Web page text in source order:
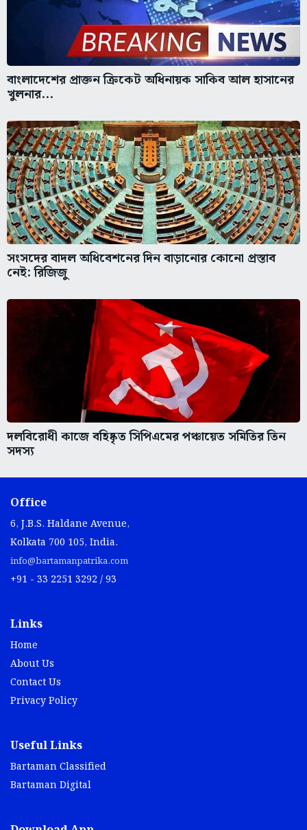
বাংলাদেশের প্রাক্তন ক্রিকেট অধিনায়ক সাকিব আল হাসানের
খুলনার...
সংসদের বাদল অধিবেশনের দিন বাড়ানোর কোনো প্রস্তাব
নেই: রিজিজু
দলবিরোধী কাজে বহিষ্কৃত সিপিএমের পঞ্চায়েত সমিতির তিন
সদস্য
Office
6, J.B.S. Haldane Avenue,
Kolkata 700 105, India.
info@bartamanpatrika.com
+91 - 33 2251 3292 / 93
Links
Home
About Us
Contact Us
Privacy Policy
Useful Links
Bartaman Classified
Bartaman Digital